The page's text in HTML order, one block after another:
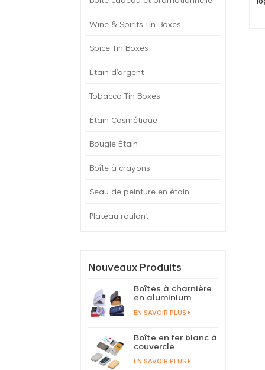
Wine & Spirits Tin Boxes
Spice Tin Boxes
Étain d'argent
Tobacco Tin Boxes
Étain Cosmétique
Bougie Étain
Boîte à crayons
Seau de peinture en étain
Plateau roulant
Nouveaux Produits
Boîtes à charnière
en aluminium
bonbons à la
étui en étain avec
couvercle à
charnière
EN SAVOIR PLUS
Boîte en fer blanc à
couvercle
personnalisé,
EN SAVOIR PLUS